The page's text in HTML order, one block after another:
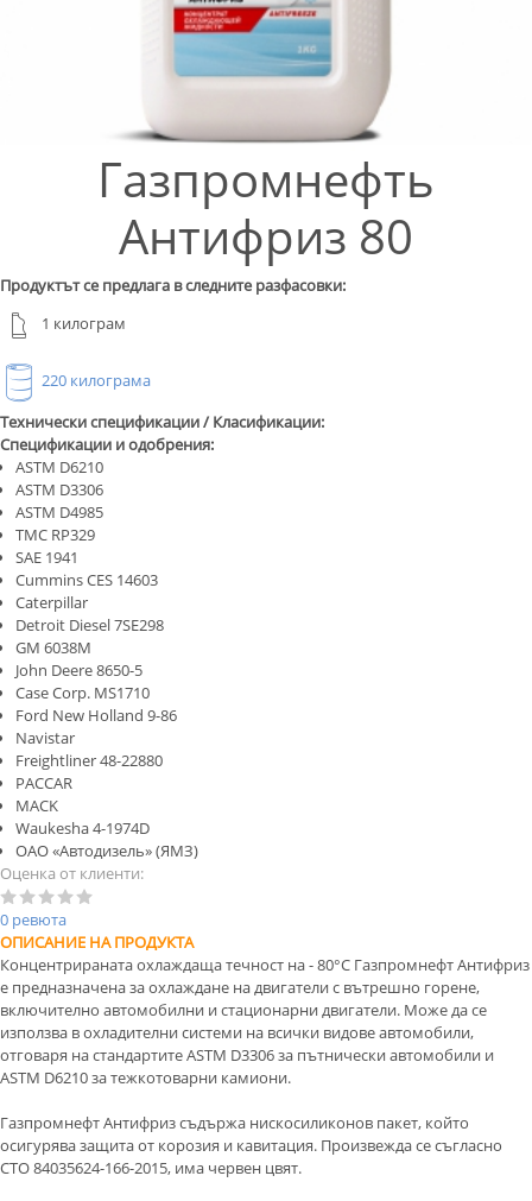
Газпромнефть
Антифриз 80
Продуктът се предлага в следните разфасовки:
1 килограм
220 килограма
Технически спецификации / Класификации:
Спецификации и одобрения:
ASTM D6210
ASTM D3306
ASTM D4985
TMC RP329
SAE 1941
Cummins CES 14603
Caterpillar
Detroit Diesel 7SE298
GM 6038M
John Deere 8650-5
Case Corp. MS1710
Ford New Holland 9-86
Navistar
Freightliner 48-22880
PACCAR
MACK
Waukesha 4-1974D
ОАО «Автодизель» (ЯМЗ)
Оценка от клиенти:
0 ревюта
ОПИСАНИЕ НА ПРОДУКТА
Концентрираната охлаждаща течност на - 80°С Газпромнефт Антифриз
е предназначена за охлаждане на двигатели с вътрешно горене,
включително автомобилни и стационарни двигатели. Може да се
използва в охладителни системи на всички видове автомобили,
отговаря на стандартите ASTM D3306 за пътнически автомобили и
ASTM D6210 за тежкотоварни камиони.
Газпромнефт Антифриз съдържа нискосиликонов пакет, който
осигурява защита от корозия и кавитация. Произвежда се съгласно
СТО 84035624-166-2015, има червен цвят.